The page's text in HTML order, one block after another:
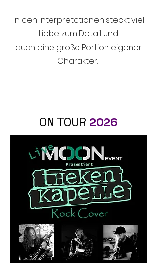
In den Interpretationen steckt viel
Liebe zum Detail und
auch eine große Portion eigener
Charakter.
ON TOUR 2026